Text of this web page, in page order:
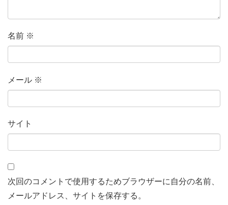
名前 ※
メール ※
サイト
次回のコメントで使用するためブラウザーに自分の名前、
メールアドレス、サイトを保存する。